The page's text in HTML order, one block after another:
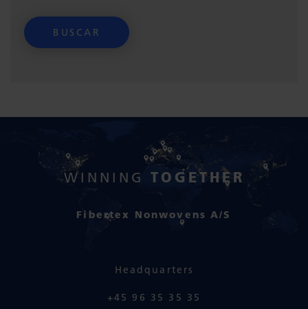
WINNING TOGETHER
Fibertex Nonwovens A/S
Headquarters
+45 96 35 35 35